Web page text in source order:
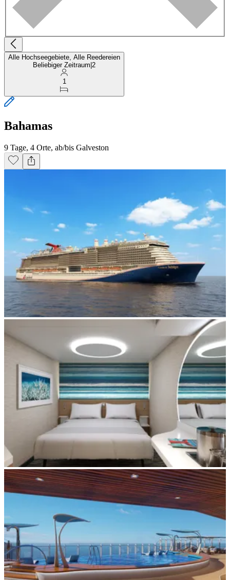
Alle Hochseegebiete, Alle Reedereien
Beliebiger Zeitraum 2
1
Bahamas
9 Tage, 4 Orte, ab/bis Galveston